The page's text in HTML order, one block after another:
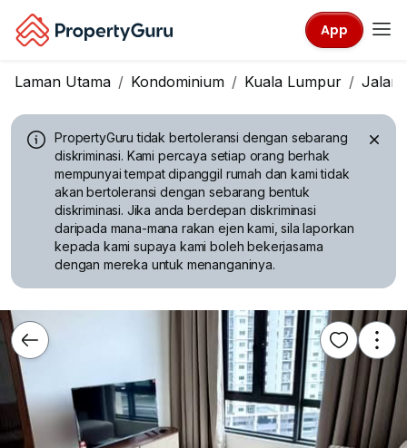
App
Laman Utama Kondominium Kuala Lumpur Jalan
PropertyGuru tidak bertoleransi dengan sebarang
diskriminasi. Kami percaya setiap orang berhak
mempunyai tempat dipanggil rumah dan kami tidak
akan bertoleransi dengan sebarang bentuk
diskriminasi. Jika anda berdepan diskriminasi
daripada mana-mana rakan ejen kami, sila laporkan
kepada kami supaya kami boleh bekerjasama
dengan mereka untuk menanganinya.